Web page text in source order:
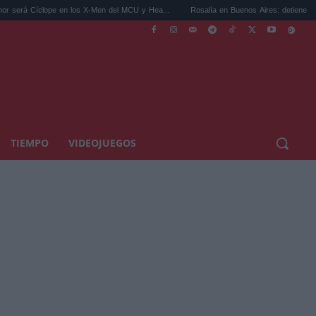
los X-Men del MCU y Hea... Rosalía en Buenos Aires: detiene el tráfico y se s...
TIEMPO VIDEOJUEGOS